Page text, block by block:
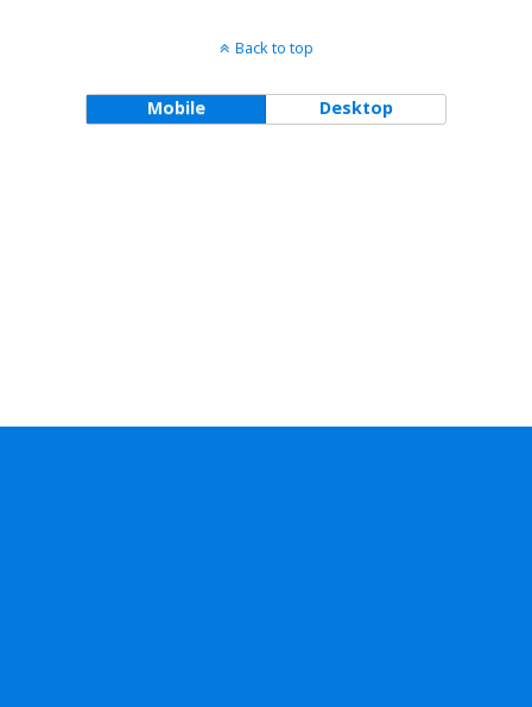
Back to top
Mobile Desktop